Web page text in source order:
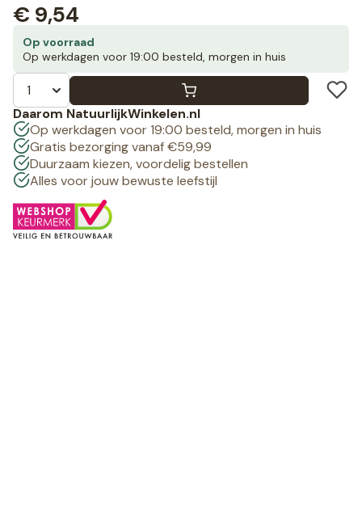
Op voorraad
Op werkdagen voor 19:00 besteld, morgen in huis
€ 9,54
Daarom NatuurlijkWinkelen.nl
Op werkdagen voor 19:00 besteld, morgen in huis
Gratis bezorging vanaf €59,99
Duurzaam kiezen, voordelig bestellen
Alles voor jouw bewuste leefstijl